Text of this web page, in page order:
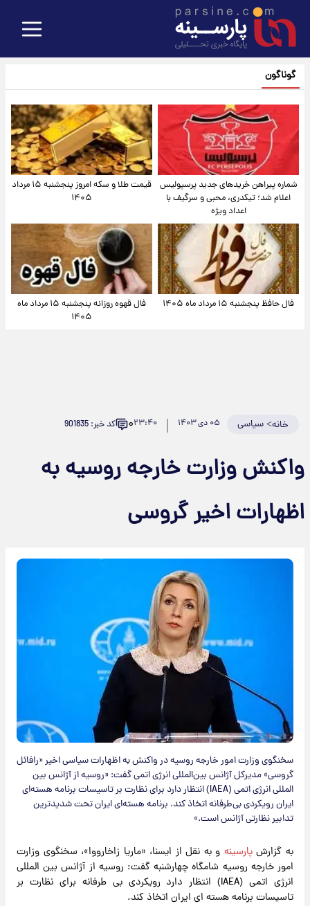
گوناگون
شماره پیراهن خریدهای جدید پرسپولیس
اعلام شد؛ تیکدری، محبی و سرگیف با
اعداد ویژه
قیمت طلا و سکه امروز پنجشنبه ۱۵ مرداد
۱۴۰۵
فال حافظ پنجشنبه ۱۵ مرداد ماه ۱۴۰۵
فال قهوه روزانه پنجشنبه ۱۵ مرداد ماه
۱۴۰۵
خانه>سیاسی ۰۵ دی ۱۴۰۳ ۲۳:۴۰۰ کد خبر: 901835
واکنش وزارت خارجه روسیه به
اظهارات اخیر گروسی
سخنگوی وزارت امور خارجه روسیه در واکنش به اظهارات سیاسی اخیر «رافائل
گروسی» مدیرکل آژانس بین‌المللی انرژی اتمی گفت: «روسیه از آژانس بین
المللی انرژی اتمی (IAEA) انتظار دارد برای نظارت بر تاسیسات برنامه هسته‌ای
ایران رویکردی بی‌طرفانه اتخاذ کند. برنامه هسته‌ای ایران تحت شدیدترین
تدابیر نظارتی آژانس است.»
به گزارشپارسینه و به نقل از ایسنا، «ماریا زاخارووا»، سخنگوی وزارت
امور خارجه روسیه شامگاه چهارشنبه گفت: روسیه از آژانس بین المللی
انرژی اتمی (IAEA) انتظار دارد رویکردی بی طرفانه برای نظارت بر
تاسیسات برنامه هسته ای ایران اتخاذ کند.